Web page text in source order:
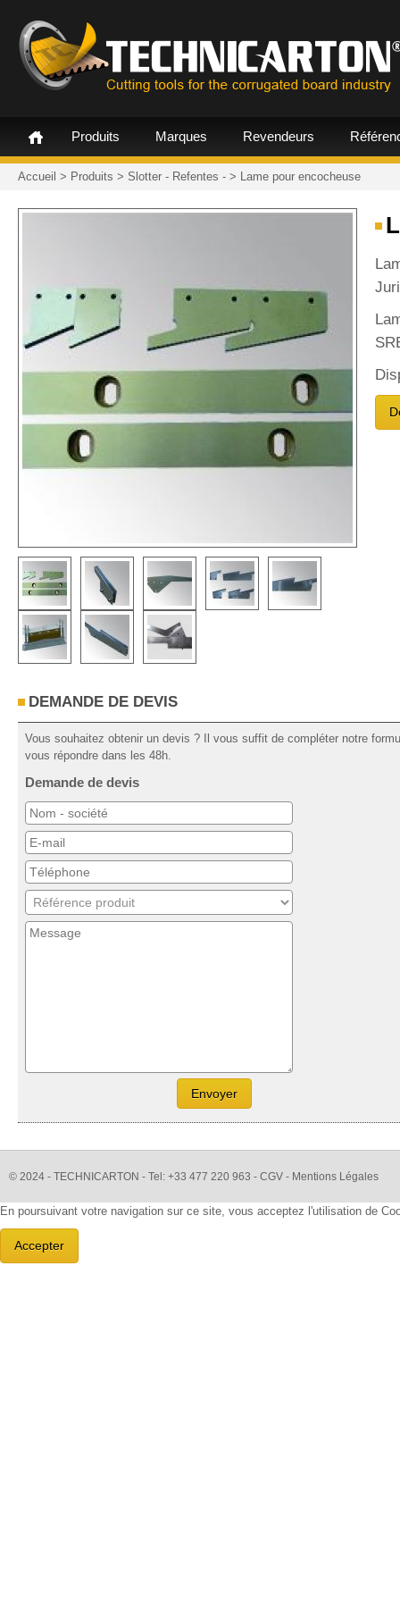
Produits Marques Revendeurs
Accueil > Produits > Slotter - Refentes - > Lame pour encocheuse
DEMANDE DE DEVIS
Vous souhaitez obtenir un devis ? Il vous suffit de compléter notre
vous répondre dans les 48h.
Demande de devis
© 2024 - TECHNICARTON - Tel: +33 477 220 963 - CGV - Mentions Légales
En poursuivant votre navigation sur ce site, vous acceptez l'utilisation de
Accepter